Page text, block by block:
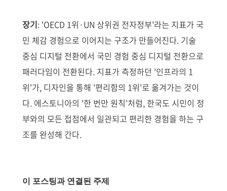
장기: 'OECD 1위·UN 상위권 전자정부'라는 지표가 국
민 체감 경험으로 이어지는 구조가 만들어진다. 기술
중심 디지털 전환에서 국민 경험 중심 디지털 전환으로
패러다임이 전환된다. 지표가 측정하던 '인프라의 1
위'가, 디자인을 통해 '편리함의 1위'로 옮겨가는 것이
다. 에스토니아의 '한 번만 원칙'처럼, 한국도 시민이 정
부와의 모든 접점에서 일관되고 편리한 경험을 하는 구
조를 완성해 간다.
이 포스팅과 연결된 주제